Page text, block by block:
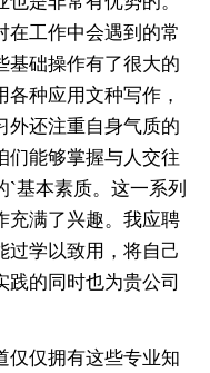
在工作中会遇到的常
基础操作有了很大的
种应用文种写作，
外还注重自身气质的
们能够掌握与人交往
`基本素质。这一系列
充满了兴趣。我应聘
过学以致用，将自己
践的同时也为贵公司
仅拥有这些专业知